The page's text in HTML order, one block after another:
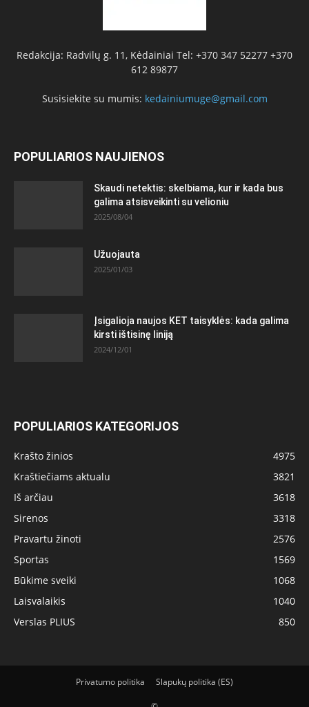
Redakcija: Radvilų g. 11, Kėdainiai Tel: +370 347 52277 +370
612 89877
Susisiekite su mumis: kedainiumuge@gmail.com
POPULIARIOS NAUJIENOS
Skaudi netektis: skelbiama, kur ir kada bus
galima atsisveikinti su velioniu
2025/08/04
Užuojauta
2025/01/03
Įsigalioja naujos KET taisyklės: kada galima
kirsti ištisinę liniją
2024/12/01
POPULIARIOS KATEGORIJOS
Krašto žinios
4975
Kraštiečiams aktualu
3821
Iš arčiau
3618
Sirenos
3318
Pravartu žinoti
2576
Sportas
1569
Būkime sveiki
1068
Laisvalaikis
1040
Verslas PLIUS
850
Privatumo politika Slapukų politika (ES)